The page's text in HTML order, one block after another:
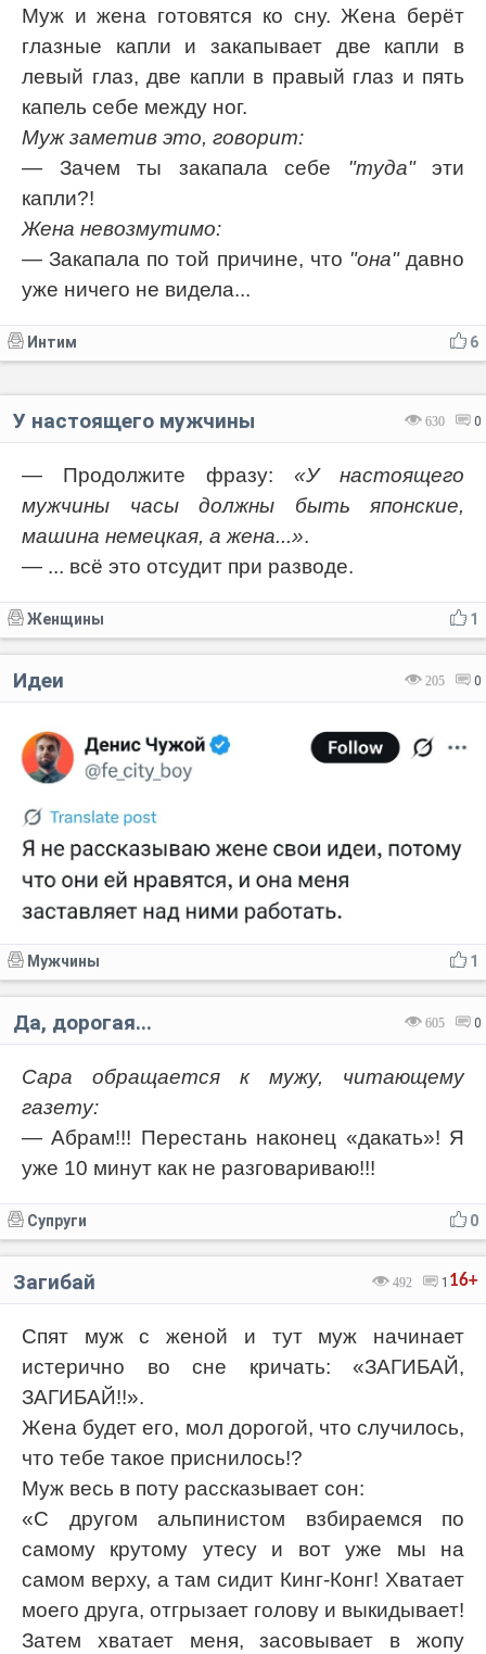
Муж и жена готовятся ко сну. Жена берёт
глазные капли и закапывает две капли в
левый глаз, две капли в правый глаз и пять
капель себе между ног.
Муж заметив это, говорит:
— Зачем ты закапала себе "туда"эти
капли?!
Жена невозмутимо:
— Закапала по той причине, что "она"давно
уже ничего не видела...
6
Интим
630 0
У настоящего мужчины
— Продолжите фразу: «У настоящего
мужчины часы должны быть японские,
машина немецкая, а жена...».
— ... всё это отсудит при разводе.
1
Женщины
205 0
Идеи
1
Мужчины
605 0
Да, дорогая...
Сара обращается к мужу, читающему
газету:
— Абрам!!! Перестань наконец «дакать»! Я
уже 10 минут как не разговариваю!!!
0
Супруги
16+
492 1
Загибай
Спят муж с женой и тут муж начинает
истерично во сне кричать: «ЗАГИБАЙ,
ЗАГИБАЙ!!».
Жена будет его, мол дорогой, что случилось,
что тебе такое приснилось!?
Муж весь в поту рассказывает сон:
«С другом альпинистом взбираемся по
самому крутому утесу и вот уже мы на
самом верху, а там сидит Кинг-Конг! Хватает
моего друга, отгрызает голову и выкидывает!
Затем хватает меня, засовывает в жопу